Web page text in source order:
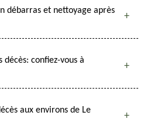
débarras et nettoyage après
confiez-vous à
aux environs de Le